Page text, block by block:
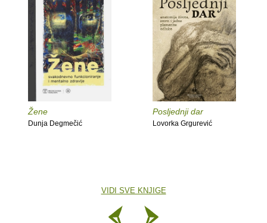
Žene
Dunja Degmečić
Posljednji dar
Lovorka Grgurević
VIDI SVE KNJIGE